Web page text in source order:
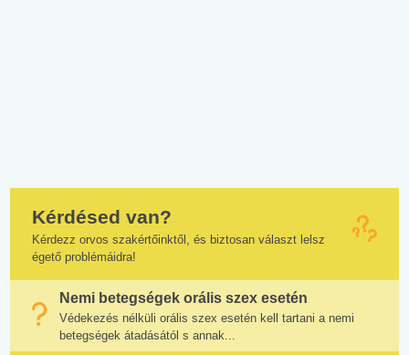
Kérdésed van?
Kérdezz orvos szakértőinktől, és biztosan választ lelsz
égető problémáidra!
Nemi betegségek orális szex esetén
Védekezés nélküli orális szex esetén kell tartani a nemi
betegségek átadásától s annak...